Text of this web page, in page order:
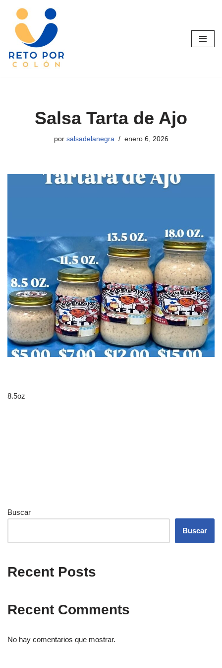
Saltar
contenido
Salsa Tarta de Ajo
por salsadelanegra enero 6, 2026
8.5oz
Buscar
Buscar
Recent Posts
Recent Comments
No hay comentarios que mostrar.